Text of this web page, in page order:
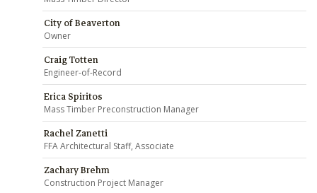
City of Beaverton
Owner
Craig Totten
Engineer-of-Record
Erica Spiritos
Mass Timber Preconstruction Manager
Rachel Zanetti
FFA Architectural Staff, Associate
Zachary Brehm
Construction Project Manager